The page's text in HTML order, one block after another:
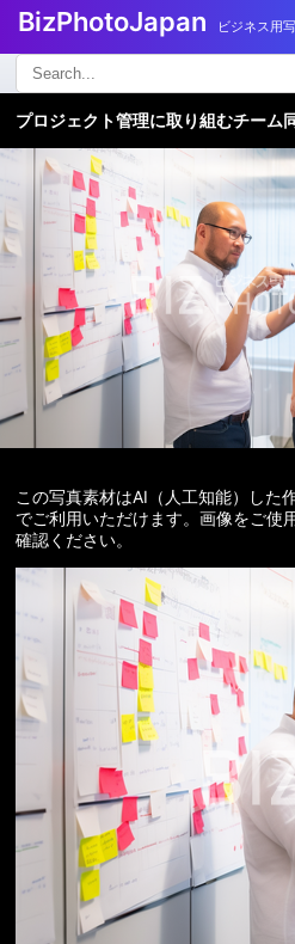
BizPhotoJapan ビジネス用
検
索:
プロジェクト管理に取り組むチーム
この写真素材はAI（人工知能）した
でご利用いただけます。画像をご使
確認ください。